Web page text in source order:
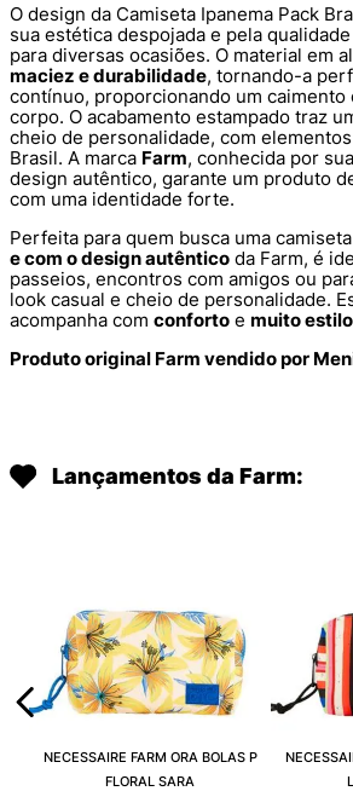
O design da Camiseta Ipanema Pack
sua estética despojada e pela
para diversas ocasiões. O material em
maciez e durabilidade, tornando-a
contínuo, proporcionando um
corpo. O acabamento estampado traz
cheio de personalidade, com
Brasil. A marca Farm, conhecida por
design autêntico, garante um produto
com uma identidade forte.
Perfeita para quem busca uma camiseta
e com o design autêntico da Farm, é
passeios, encontros com amigos ou
look casual e cheio de personalidade.
acompanha com conforto e muito estilo
Produto original Farm vendido por
Lançamentos da Farm:
NECESSAIRE FARM ORA BOLAS P
FLORAL SARA